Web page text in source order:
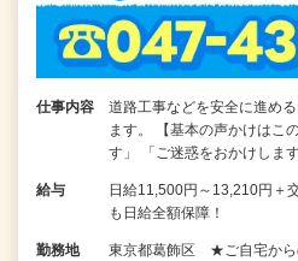
仕事内容
道路工事などを安全に進め
ます。 【基本の声かけはこ
す」 「ご迷惑をおかけしま
給与
日給11,500円～13,210円
も日給全額保障！
勤務地 東京都葛飾区 ★ご自宅から